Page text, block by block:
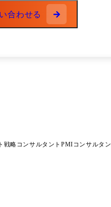
立案、中長期ロードマップ
起案部門や開発ベンダーと
客のアカウントマネージャー
ンへ挑戦する フォロー体制 未経験の
ポート 研修後は実際のプロ
合わせる
戦略コンサルタントPMIコンサルタン